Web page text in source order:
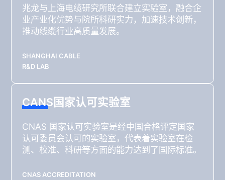
兆龙与上海电缆研究所联合建立实验室，融合企
业产业化优势与院所科研实力，加速技术创新，
推动线缆行业高质量发展。
SHANGHAI CABLE
R&D LAB
CANS国家认可实验室
CNAS 国家认可实验室是经中国合格评定国家
认可委员会认可的实验室，代表着实验室在检
测、校准、科研等方面的能力达到了国际标准。
CNAS ACCREDITATION